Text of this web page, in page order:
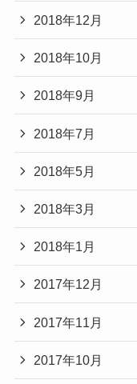
2018年12月
2018年10月
2018年9月
2018年7月
2018年5月
2018年3月
2018年1月
2017年12月
2017年11月
2017年10月